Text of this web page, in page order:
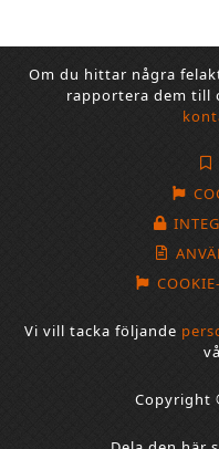
Om du hittar några
rapportera dem till
Vi vill tacka följande
Copyright